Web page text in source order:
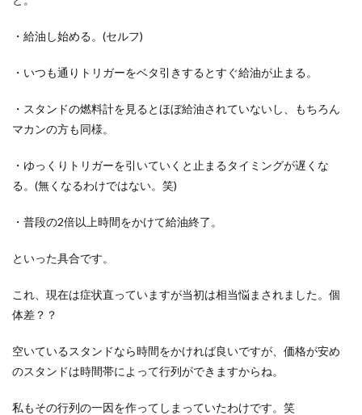
・給油し始める。(セルフ)
・いつも通りトリガーをベタ引きするとすぐ給油が止まる。
・スタンドの燃料計を見るとほぼ給油されていないし、もちろん
マカンの方も同様。
・ゆっくりトリガーを引いていくと止まるタイミングが遅くな
る。(無くなるわけではない。笑)
・普段の2倍以上時間をかけて給油終了。
といった具合です。
これ、現在は症状直っていますが当初は相当悩まされました。個
体差？？
空いているスタンドなら時間をかければ良いですが、価格が安め
のスタンドは時間帯によって行列ができますからね。
私もその行列の一因を作ってしまっていたわけです。笑